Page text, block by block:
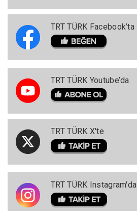
TRT TÜRK Facebook’ta
TRT TÜRK Youtube’da
TRT TÜRK X'te
TRT TÜRK Instagram'da